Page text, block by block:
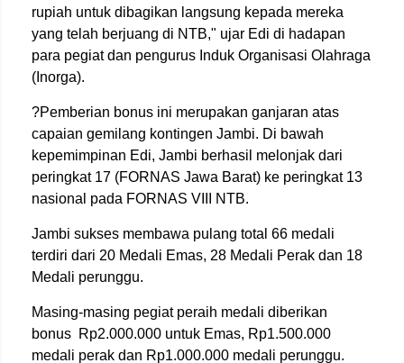
rupiah untuk dibagikan langsung kepada mereka
yang telah berjuang di NTB," ujar Edi di hadapan
para pegiat dan pengurus Induk Organisasi Olahraga
(Inorga).
?Pemberian bonus ini merupakan ganjaran atas
capaian gemilang kontingen Jambi. Di bawah
kepemimpinan Edi, Jambi berhasil melonjak dari
peringkat 17 (FORNAS Jawa Barat) ke peringkat 13
nasional pada FORNAS VIII NTB.
Jambi sukses membawa pulang total 66 medali
terdiri dari 20 Medali Emas, 28 Medali Perak dan 18
Medali perunggu.
Masing-masing pegiat peraih medali diberikan
bonus Rp2.000.000 untuk Emas, Rp1.500.000
medali perak dan Rp1.000.000 medali perunggu.